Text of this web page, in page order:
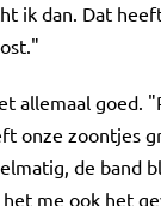
ik dan. Dat
allemaal goed.
onze zoontjes
de band
me ook het